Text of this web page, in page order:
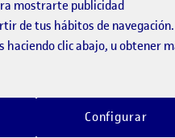
2)
gráfica
mostrarte publicidad
de tus hábitos de navegación.
clic abajo, u obtener
Configurar